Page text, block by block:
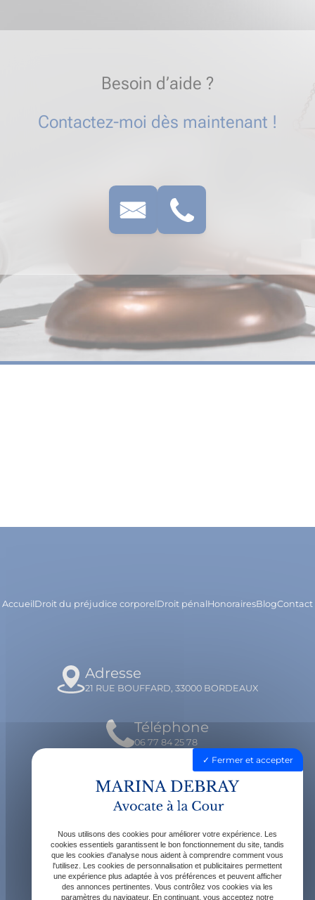
Besoin d’aide ?
Contactez-moi dès maintenant !
AccueilDroit du préjudice corporelDroit pénalHonorairesBlogContact
Adresse
21 RUE BOUFFARD, 33000 BORDEAUX
Téléphone
06 77 84 25 78
Email
contact@avocatdebray.fr
Horaires
Lundi - Vendredi : 9h - 19h
Fermer et accepter
Nous utilisons des cookies pour améliorer votre expérience. Les
cookies essentiels garantissent le bon fonctionnement du site, tandis
que les cookies d'analyse nous aident à comprendre comment vous
l'utilisez. Les cookies de personnalisation et publicitaires permettent
une expérience plus adaptée à vos préférences et peuvent afficher
des annonces pertinentes. Vous contrôlez vos cookies via les
paramètres du navigateur. En continuant, vous acceptez notre